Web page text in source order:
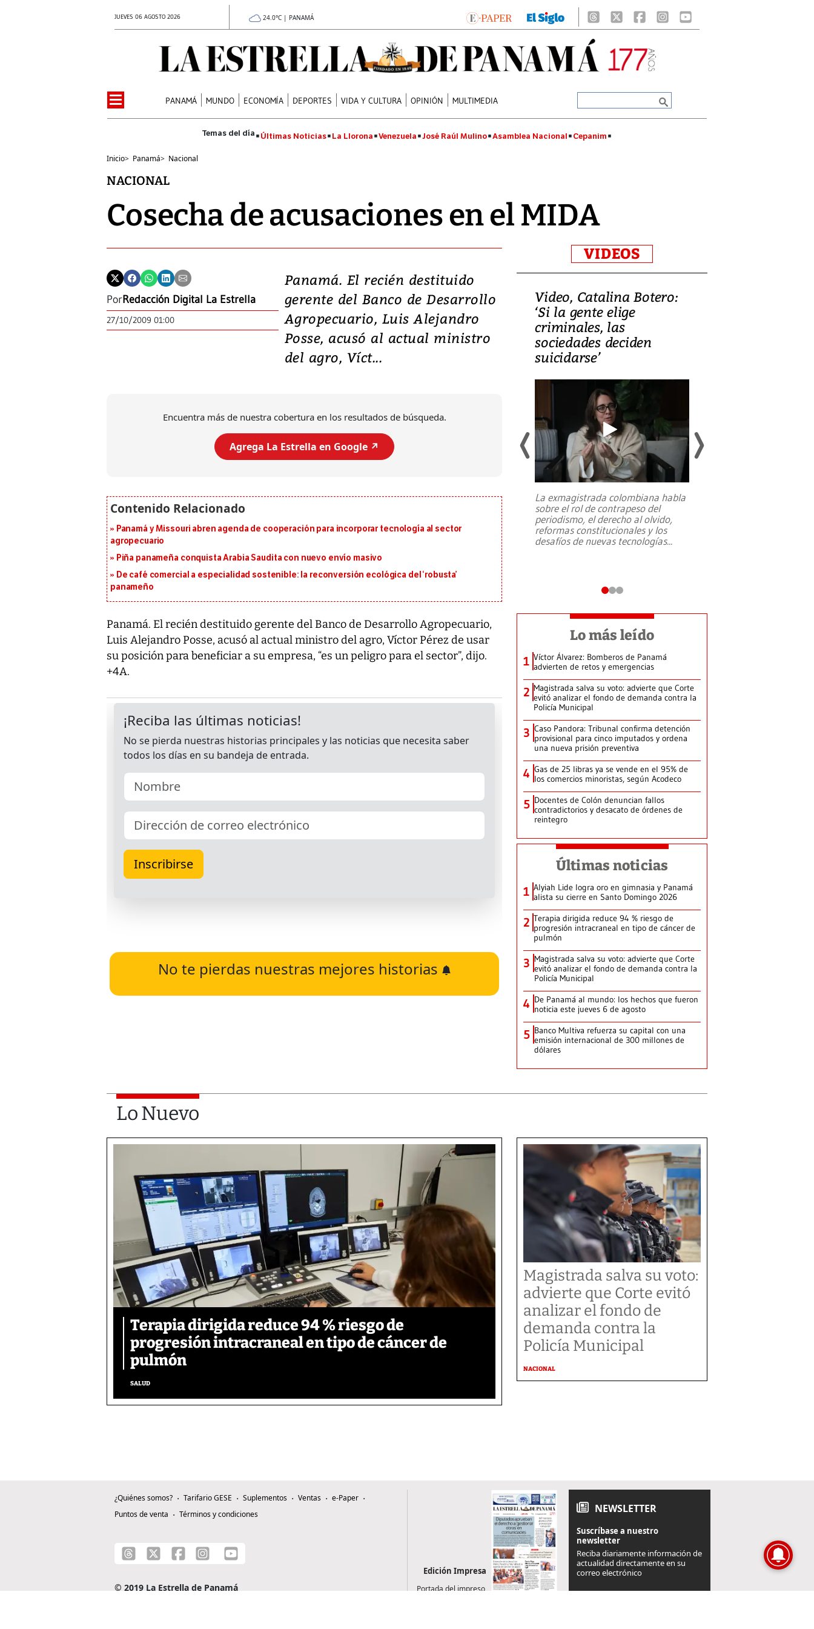
JUEVES 06 AGOSTO 2026 24.0°C | PANAMÁ
PANAMÁ MUNDO ECONOMÍA DEPORTES VIDA Y CULTURA OPINIÓN MULTIMEDIA
Últimas Noticias La Llorona Venezuela José Raúl Mulino Asamblea Nacional Cepanim
Inicio> Panamá> Nacional
NACIONAL
Cosecha de acusaciones en el MIDA
PorRedacción Digital La Estrella
27/10/2009 01:00
Panamá. El recién destituido
gerente del Banco de Desarrollo
Agropecuario, Luis Alejandro
Posse, acusó al actual ministro
del agro, Víct...
Encuentra más de nuestra cobertura en los resultados de búsqueda.
Agrega La Estrella en Google ↗️
Panamá y Missouri abren agenda de cooperación para incorporar tecnología al sector
agropecuario
Piña panameña conquista Arabia Saudita con nuevo envío masivo
De café comercial a especialidad sostenible: la reconversión ecológica del ‘robusta’
panameño
Panamá. El recién destituido gerente del Banco de Desarrollo Agropecuario,
Luis Alejandro Posse, acusó al actual ministro del agro, Víctor Pérez de usar
su posición para beneficiar a su empresa, “es un peligro para el sector”, dijo.
+4A.
No te pierdas nuestras mejores historias
VIDEOS
Video, Japón: Terremoto
deja heridos y graves
daños en Kumamoto
al sur de Japón, provocando una
Video, Catalina Botero:
‘Si la gente elige
criminales, las
sociedades deciden
suicidarse’
La exmagistrada colombiana habla
sobre el rol de contrapeso del
periodismo, el derecho al olvido,
reformas constitucionales y los
desafíos de nuevas tecnologías...
Lo más leído
1 Víctor Álvarez: Bomberos de Panamá
advierten de retos y emergencias
2 Magistrada salva su voto: advierte que Corte
evitó analizar el fondo de demanda contra la
Policía Municipal
3 Caso Pandora: Tribunal confirma detención
provisional para cinco imputados y ordena
una nueva prisión preventiva
4 Gas de 25 libras ya se vende en el 95% de
los comercios minoristas, según Acodeco
5 Docentes de Colón denuncian fallos
contradictorios y desacato de órdenes de
reintegro
Últimas noticias
1 Alyiah Lide logra oro en gimnasia y Panamá
alista su cierre en Santo Domingo 2026
2 Terapia dirigida reduce 94 % riesgo de
progresión intracraneal en tipo de cáncer de
pulmón
3 Magistrada salva su voto: advierte que Corte
evitó analizar el fondo de demanda contra la
Policía Municipal
4 De Panamá al mundo: los hechos que fueron
noticia este jueves 6 de agosto
5 Banco Multiva refuerza su capital con una
emisión internacional de 300 millones de
dólares
Lo Nuevo
Terapia dirigida reduce 94 % riesgo de
progresión intracraneal en tipo de cáncer de
pulmón
SALUD
Magistrada salva su voto:
advierte que Corte evitó
analizar el fondo de
demanda contra la
Policía Municipal
NACIONAL
¿Quiénes somos? Tarifario GESE Suplementos Ventas
e-Paper
Puntos de venta
Términos y condiciones
© 2019 La Estrella de Panamá
Edición Impresa
Portada del impreso
NEWSLETTER
Suscríbase a nuestro
newsletter
Reciba diariamente información de
actualidad directamente en su
correo electrónico